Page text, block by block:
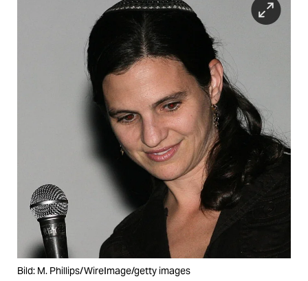
Bild: M. Phillips/WireImage/getty images